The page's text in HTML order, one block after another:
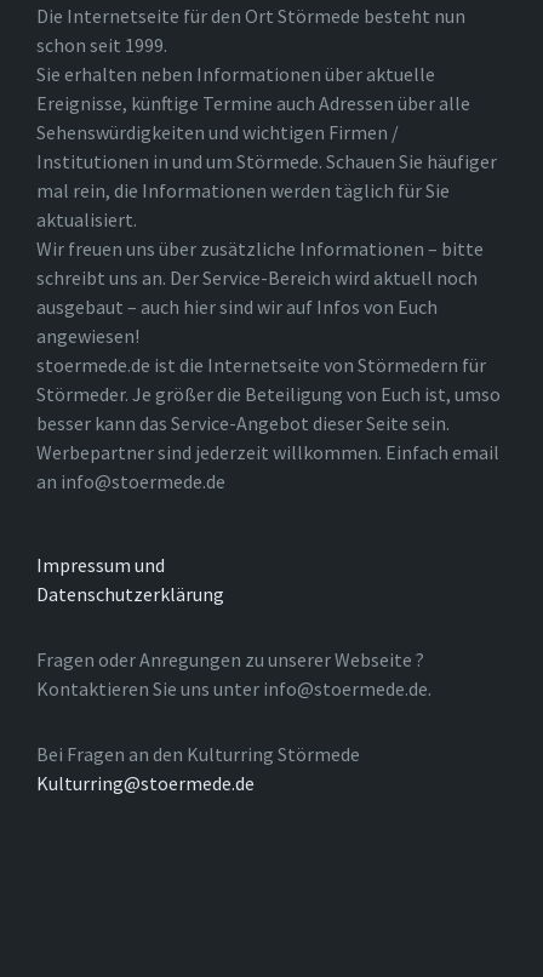
Die Internetseite für den Ort Störmede besteht nun
schon seit 1999.
Sie erhalten neben Informationen über aktuelle
Ereignisse, künftige Termine auch Adressen über alle
Sehenswürdigkeiten und wichtigen Firmen /
Institutionen in und um Störmede. Schauen Sie häufiger
mal rein, die Informationen werden täglich für Sie
aktualisiert.
Wir freuen uns über zusätzliche Informationen – bitte
schreibt uns an. Der Service-Bereich wird aktuell noch
ausgebaut – auch hier sind wir auf Infos von Euch
angewiesen!
stoermede.de ist die Internetseite von Störmedern für
Störmeder. Je größer die Beteiligung von Euch ist, umso
besser kann das Service-Angebot dieser Seite sein.
Werbepartner sind jederzeit willkommen. Einfach email
an info@stoermede.de
Impressum und
Datenschutzerklärung
Fragen oder Anregungen zu unserer Webseite ?
Kontaktieren Sie uns unter info@stoermede.de.
Bei Fragen an den Kulturring Störmede
Kulturring@stoermede.de